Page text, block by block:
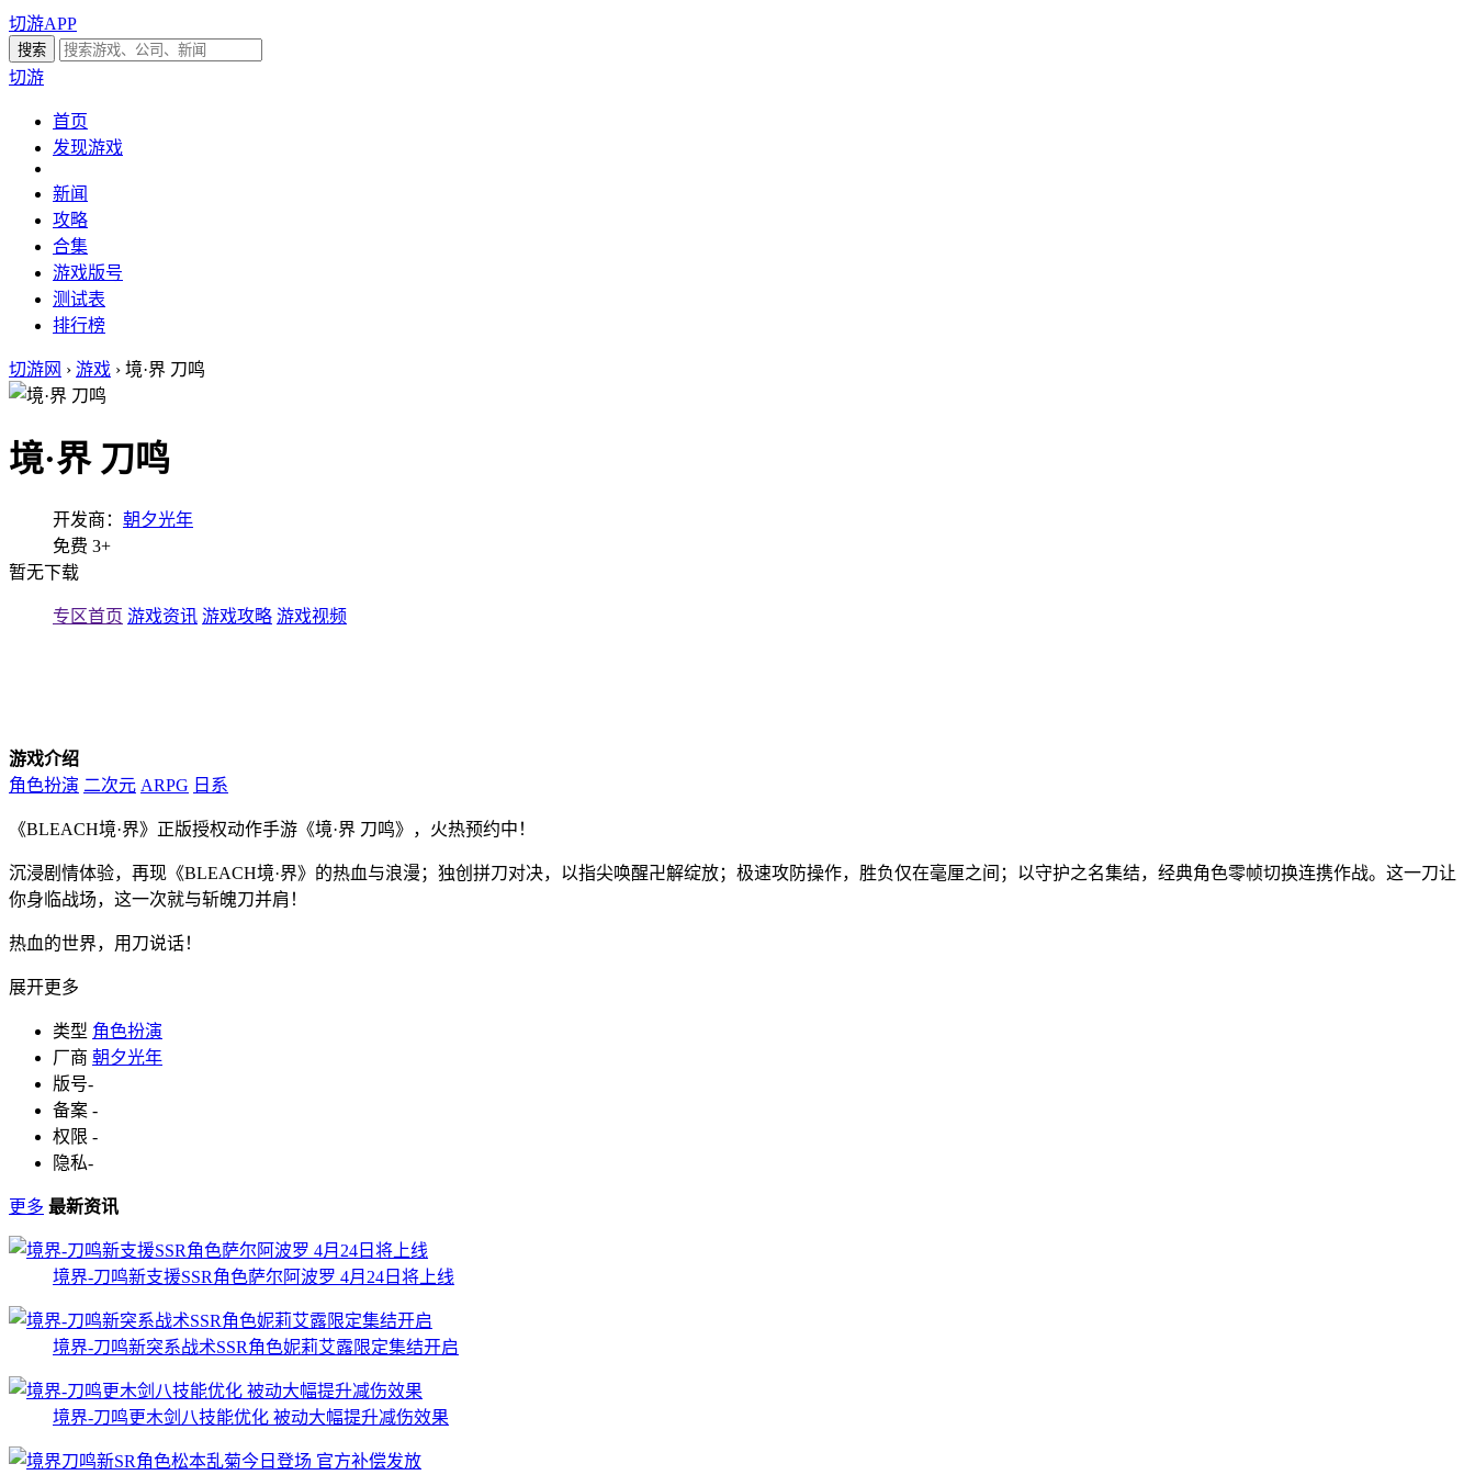
切游APP
切游
首页
发现游戏
新闻
攻略
合集
游戏版号
测试表
排行榜
切游网 › 游戏 › 境·界 刀鸣
境·界 刀鸣
开发商： 朝夕光年
免费 3+
暂无下载
专区首页 游戏资讯 游戏攻略 游戏视频
游戏介绍
角色扮演 二次元 ARPG 日系
《BLEACH境·界》正版授权动作手游《境·界 刀鸣》，火热预约中！
沉浸剧情体验，再现《BLEACH境·界》的热血与浪漫；独创拼刀对决，以指尖唤醒卍解绽放；极速攻防操作，胜负仅在毫厘之间；以守护之名集结，经典角色零帧切换连携作战。这一刀让
你身临战场，这一次就与斩魄刀并肩！
热血的世界，用刀说话！
展开更多
类型 角色扮演
厂商 朝夕光年
版号-
备案 -
权限 -
隐私-
更多 最新资讯
境界-刀鸣新支援SSR角色萨尔阿波罗 4月24日将上线
境界-刀鸣新突系战术SSR角色妮莉艾露限定集结开启
境界-刀鸣更木剑八技能优化 被动大幅提升减伤效果